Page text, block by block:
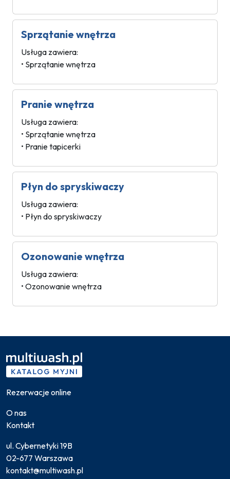
Sprzątanie wnętrza
Usługa zawiera:
• Sprzątanie wnętrza
Pranie wnętrza
Usługa zawiera:
• Sprzątanie wnętrza
• Pranie tapicerki
Płyn do spryskiwaczy
Usługa zawiera:
• Płyn do spryskiwaczy
Ozonowanie wnętrza
Usługa zawiera:
• Ozonowanie wnętrza
Rezerwacje online
O nas
Kontakt
ul. Cybernetyki 19B
02-677 Warszawa
kontakt@multiwash.pl